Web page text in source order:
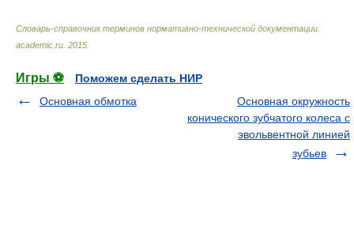
Словарь-справочник терминов нормативно-технической документации
academic.ru 2015
Игры ⚽
Поможем сделать НИР
Основная обмотка
Основная окружность
конического зубчатого колеса с
эвольвентной линией
зубьев